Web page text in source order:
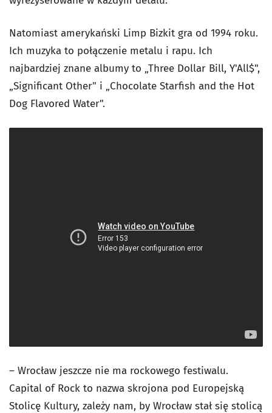
Natomiast amerykański Limp Bizkit gra od 1994 roku.
Ich muzyka to połączenie metalu i rapu. Ich
najbardziej znane albumy to „Three Dollar Bill, Y'All$",
„Significant Other" i „Chocolate Starfish and the Hot
Dog Flavored Water".
– Wrocław jeszcze nie ma rockowego festiwalu.
Capital of Rock to nazwa skrojona pod Europejską
Stolicę Kultury, zależy nam, by Wrocław stał się stolicą